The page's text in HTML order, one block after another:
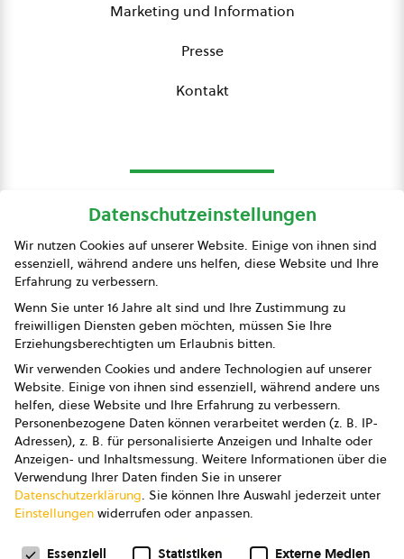
Marketing und Information
Presse
Kontakt
Presse
Impressum
Datenschutz
AGB
AGB Marketing GmbH
AGB Bildung
Newsletter
Datenschutzeinstellungen
Wir nutzen Cookies auf unserer Website. Einige von ihnen sind
essenziell, während andere uns helfen, diese Website und Ihre
Erfahrung zu verbessern.
Wenn Sie unter 16 Jahre alt sind und Ihre Zustimmung zu
freiwilligen Diensten geben möchten, müssen Sie Ihre
Erziehungsberechtigten um Erlaubnis bitten.
Wir verwenden Cookies und andere Technologien auf unserer
Website. Einige von ihnen sind essenziell, während andere uns
helfen, diese Website und Ihre Erfahrung zu verbessern.
Personenbezogene Daten können verarbeitet werden (z. B. IP-
Adressen), z. B. für personalisierte Anzeigen und Inhalte oder
Anzeigen- und Inhaltsmessung. Weitere Informationen über die
Verwendung Ihrer Daten finden Sie in unserer
Datenschutzerklärung. Sie können Ihre Auswahl jederzeit unter
Einstellungen widerrufen oder anpassen.
Datenschutzeinstellungen
Essenziell Statistiken Externe Medien